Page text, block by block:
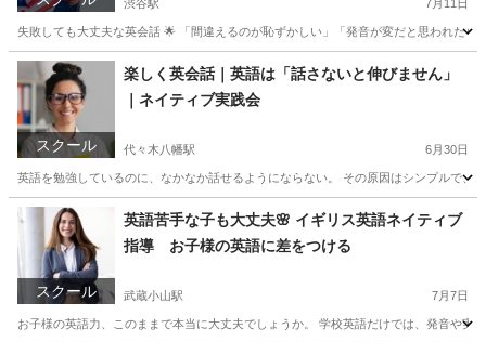
渋谷駅 7月11日
失敗しても大丈夫な英会話 🌟 「間違えるのが恥ずかしい」「発音が変だと思われた
東京 渋谷区 渋谷駅 英会話 レッスン
スクール
楽しく英会話｜英語は「話さないと伸びません」
｜ネイティブ実践会
代々木八幡駅 6月30日
英語を勉強しているのに、なかなか話せるようにならない。 その原因はシンプルで
東京 港区 代々木八幡駅 英検 ネイティブ
スクール
英語苦手な子も大丈夫🌸 イギリス英語ネイティブ
指導 お子様の英語に差をつける
武蔵小山駅 7月7日
お子様の英語力、このままで本当に大丈夫でしょうか。 学校英語だけでは、発音や